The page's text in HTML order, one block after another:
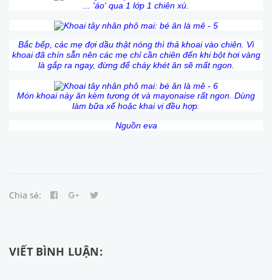
... 'áo' qua 1 lớp 1 chiên xù.
Bắc bếp, các mẹ đợi dầu thật nóng thì thả khoai vào chiên. Vì
khoai đã chín sẵn nên các mẹ chỉ cần chiên đến khi bột hơi vàng
là gắp ra ngay, đừng để cháy khét ăn sẽ mất ngon.
Món khoai này ăn kèm tương ớt và mayonaise rất ngon. Dùng
làm bữa xế hoặc khai vị đều hợp.
Nguồn eva
Chia sẻ:
VIẾT BÌNH LUẬN: